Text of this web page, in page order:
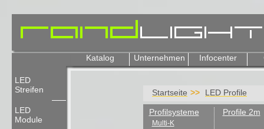
Katalog Unternehmen Infocenter
LED
Streifen
LED
Module
Startseite LED Profile
Profilsysteme
Multi-K
Profile 2m